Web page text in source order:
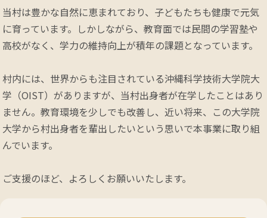
当村は豊かな自然に恵まれており、子どもたちも健康で元気
に育っています。しかしながら、教育面では民間の学習塾や
高校がなく、学力の維持向上が積年の課題となっています。
村内には、世界からも注目されている沖縄科学技術大学院大
学（OIST）がありますが、当村出身者が在学したことはあり
ません。教育環境を少しでも改善し、近い将来、この大学院
大学から村出身者を輩出したいという思いで本事業に取り組
んでいます。
ご支援のほど、よろしくお願いいたします。